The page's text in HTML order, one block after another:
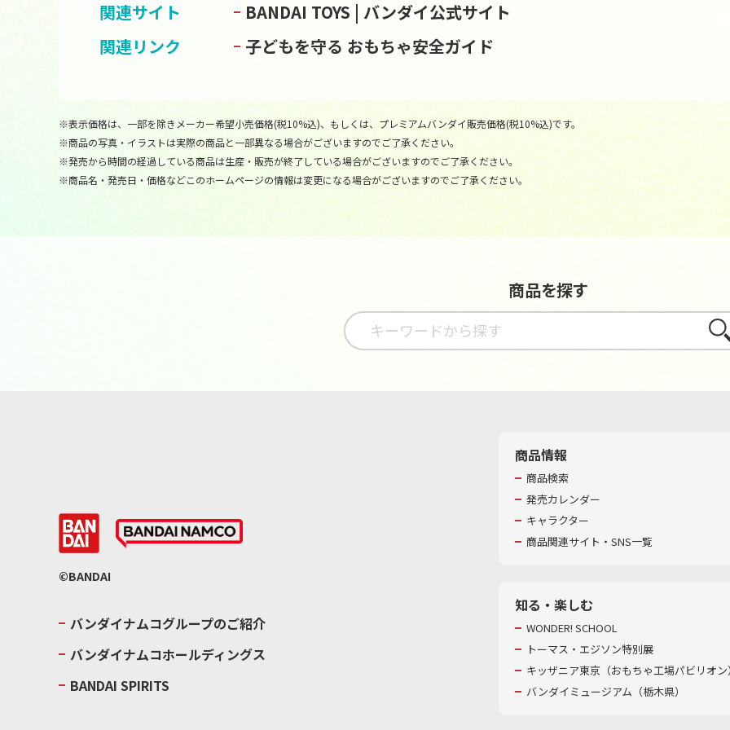
関連サイト
BANDAI TOYS | バンダイ公式サイト
関連リンク
子どもを守る おもちゃ安全ガイド
※表示価格は、一部を除きメーカー希望小売価格(税10%込)、もしくは、プレミアムバンダイ販売価格(税10%込)です。
※商品の写真・イラストは実際の商品と一部異なる場合がございますのでご了承ください。
※発売から時間の経過している商品は生産・販売が終了している場合がございますのでご了承ください。
※商品名・発売日・価格などこのホームページの情報は変更になる場合がございますのでご了承ください。
商品を探す
さが
©BANDAI
バンダイナムコグループのご紹介
バンダイナムコホールディングス
BANDAI SPIRITS
商品情報
商品検索
発売カレンダー
キャラクター
商品関連サイト・SNS一覧
知る・楽しむ
WONDER! SCHOOL
トーマス・エジソン特別展
キッザニア東京（おもちゃ工場パビリオ
バンダイミュージアム（栃木県）